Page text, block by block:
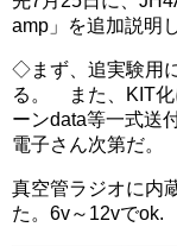
amp」を追加説明
◇まず、追実験用
る。 また、KIT化
ーンdata等一式送
電子さん次第だ。
真空管ラジオに内
た。6v～12vでok.